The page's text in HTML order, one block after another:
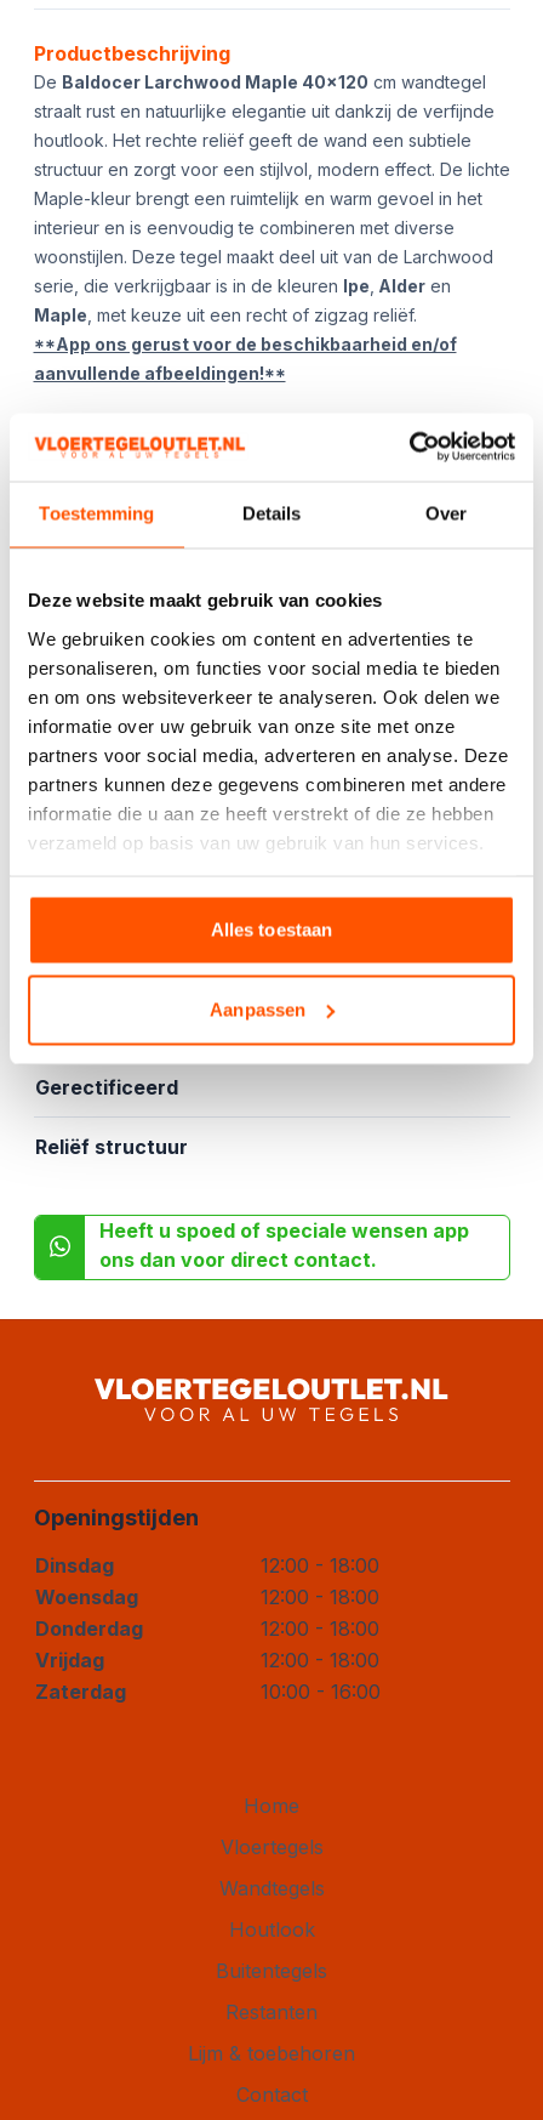
Toestemming Details Over
Deze website maakt gebruik van cookies
We gebruiken cookies om content en advertenties te
personaliseren, om functies voor social media te bieden
en om ons websiteverkeer te analyseren. Ook delen we
informatie over uw gebruik van onze site met onze
partners voor social media, adverteren en analyse. Deze
partners kunnen deze gegevens combineren met andere
informatie die u aan ze heeft verstrekt of die ze hebben
verzameld op basis van uw gebruik van hun services.
Alles toestaan
Aanpassen
Product informatie
Productbeschrijving
De Baldocer Larchwood Maple 40x120 cm wandtegel
straalt rust en natuurlijke elegantie uit dankzij de verfijnde
houtlook. Het rechte reliëf geeft de wand een subtiele
structuur en zorgt voor een stijlvol, modern effect. De lichte
Maple-kleur brengt een ruimtelijk en warm gevoel in het
interieur en is eenvoudig te combineren met diverse
woonstijlen. Deze tegel maakt deel uit van de Larchwood
serie, die verkrijgbaar is in de kleuren Ipe Alderen
Maple , met keuze uit een recht of zigzag reliëf.
**App ons gerust voor de beschikbaarheid en/of
aanvullende afbeeldingen!**
Kies het aantal:
Gebruik de
berekentool:
Offerte aanvragen
Specificaties
Mat
Wandtegel
Gerectificeerd
Reliëf structuur
Heeft u spoed of speciale wensen app
ons dan voor direct contact.
Openingstijden
Dinsdag
12:00 - 18:00
Woensdag
12:00 - 18:00
Donderdag
12:00 - 18:00
Vrijdag
12:00 - 18:00
Zaterdag
10:00 - 16:00
Home
Vloertegels
Wandtegels
Houtlook
Buitentegels
Restanten
Lijm & toebehoren
Contact